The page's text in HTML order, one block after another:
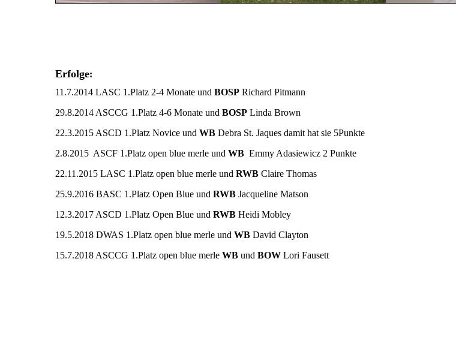
Erfolge:
11.7.2014 LASC 1.Platz 2-4 Monate und BOSP Richard Pitmann
29.8.2014 ASCCG 1.Platz 4-6 Monate und BOSP Linda Brown
22.3.2015 ASCD 1.Platz Novice und WB Debra St. Jaques damit hat sie 5Punkte
2.8.2015 ASCF 1.Platz open blue merle und WB Emmy Adasiewicz 2 Punkte
22.11.2015 LASC 1.Platz open blue merle und RWB Claire Thomas
25.9.2016 BASC 1.Platz Open Blue und RWB Jacqueline Matson
12.3.2017 ASCD 1.Platz Open Blue und RWB Heidi Mobley
19.5.2018 DWAS 1.Platz open blue merle und WB David Clayton
15.7.2018 ASCCG 1.Platz open blue merle WB und BOW Lori Fausett